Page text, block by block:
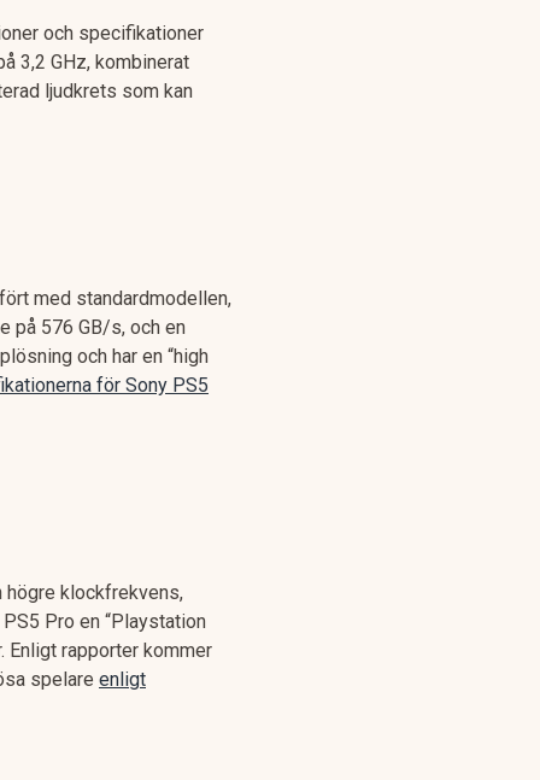
och specifikationer
3,2 GHz, kombinerat
ljudkrets som kan
med standardmodellen,
på 576 GB/s, och en
och har en “high
för Sony PS5
högre klockfrekvens,
Pro en “Playstation
Enligt rapporter kommer
spelare enligt